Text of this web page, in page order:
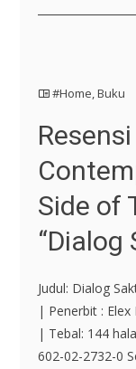
#Home,Buku
Side of
“Dialog
Judul: Dialog
| Penerbit :
| Tebal: 144
602-02-2732-0